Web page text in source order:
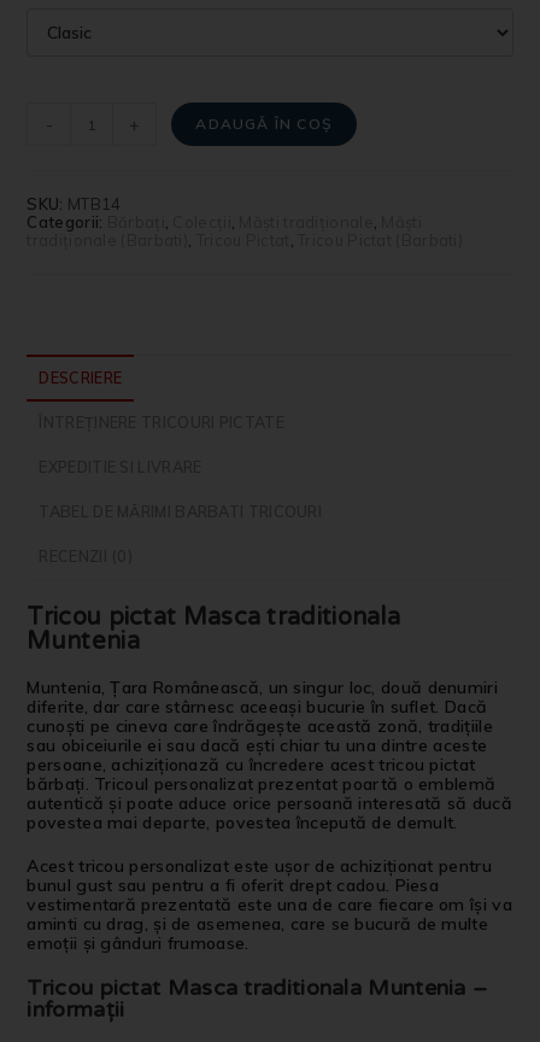
- + ADAUGĂ ÎN COȘ
SKU: MTB14
Categorii:
DESCRIERE
Tricou pictat Masca traditionala
Muntenia
Muntenia, Țara Românească, un singur loc, două denumiri
diferite, dar care stârnesc aceeași bucurie în suflet. Dacă
cunoști pe cineva care îndrăgește această zonă, tradițiile
sau obiceiurile ei sau dacă ești chiar tu una dintre aceste
persoane, achiziționază cu încredere acest tricou pictat
bărbați. Tricoul personalizat prezentat poartă o emblemă
autentică și poate aduce orice persoană interesată să ducă
povestea mai departe, povestea începută de demult.
Acest tricou personalizat este ușor de achiziționat pentru
bunul gust sau pentru a fi oferit drept cadou. Piesa
vestimentară prezentată este una de care fiecare om își va
aminti cu drag, și de asemenea, care se bucură de multe
emoții și gânduri frumoase.
Tricou pictat Masca traditionala Muntenia –
informații